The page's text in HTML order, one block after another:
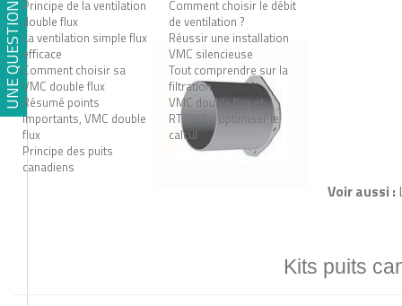
Principe de la ventilation
double flux
La ventilation simple flux
efficace
Comment choisir sa
VMC double flux
Résumé points
importants, VMC double
flux
Principe des puits
canadiens
Comment choisir le débit
de ventilation ?
Réussir une installation
VMC silencieuse
Tout comprendre sur la
filtration
VMC double flux et
RT2012 - optimiser le
calcul
Voir aussi :
Kits puits
UNE QUESTION ?